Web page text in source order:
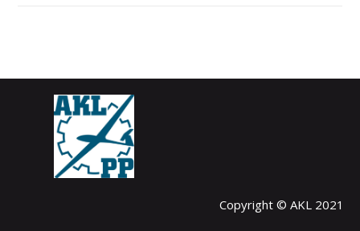
Copyright © AKL 2021